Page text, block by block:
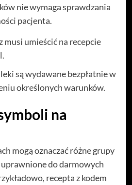
nie wymaga sprawdzania
pacjenta.
umieścić na recepcie
są wydawane bezpłatnie w
określonych warunków.
na
mogą oznaczać różne grupy
uprawnione do darmowych
recepta z kodem